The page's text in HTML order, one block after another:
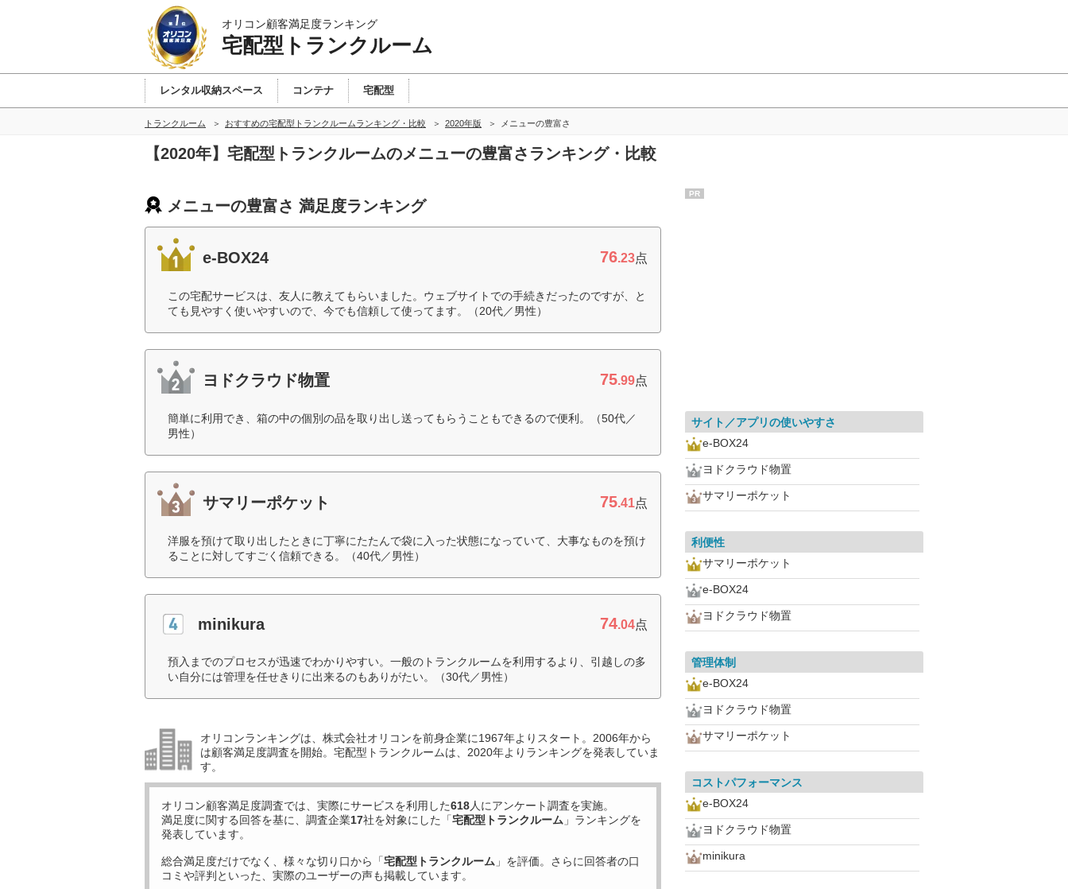
オリコン顧客満足度ランキング
宅配型トランクルーム
レンタル収納スペース コンテナ 宅配型
トランクルーム おすすめの宅配型トランクルームランキング・比較 2020年版 メニューの豊富さ
【2020年】宅配型トランクルームのメニューの豊富さランキング・比較
メニューの豊富さ 満足度ランキング
e-BOX24 76.23点
この宅配サービスは、友人に教えてもらいました。ウェブサイトでの手続きだったのですが、と
ても見やすく使いやすいので、今でも信頼して使ってます。（20代／男性）
ヨドクラウド物置 75.99点
簡単に利用でき、箱の中の個別の品を取り出し送ってもらうこともできるので便利。（50代／
男性）
サマリーポケット 75.41点
洋服を預けて取り出したときに丁寧にたたんで袋に入った状態になっていて、大事なものを預け
ることに対してすごく信頼できる。（40代／男性）
minikura 74.04点
預入までのプロセスが迅速でわかりやすい。一般のトランクルームを利用するより、引越しの多
い自分には管理を任せきりに出来るのもありがたい。（30代／男性）
オリコンランキングは、株式会社オリコンを前身企業に1967年よりスタート。2006年から
は顧客満足度調査を開始。宅配型トランクルームは、2020年よりランキングを発表していま
す。
オリコン顧客満足度調査では、実際にサービスを利用した618人にアンケート調査を実施。
満足度に関する回答を基に、調査企業17社を対象にした「宅配型トランクルーム 」ランキングを
発表しています。
総合満足度だけでなく、様々な切り口から「宅配型トランクルーム 」を評価。さらに回答者の口
コミや評判といった、実際のユーザーの声も掲載しています。
PR
サイト／アプリの使いやすさ
e-BOX24
ヨドクラウド物置
サマリーポケット
利便性
サマリーポケット
e-BOX24
ヨドクラウド物置
管理体制
e-BOX24
ヨドクラウド物置
サマリーポケット
コストパフォーマンス
e-BOX24
ヨドクラウド物置
minikura